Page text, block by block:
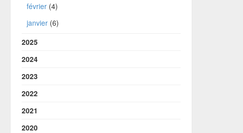
février(4)
janvier(6)
2025
2024
2023
2022
2021
2020